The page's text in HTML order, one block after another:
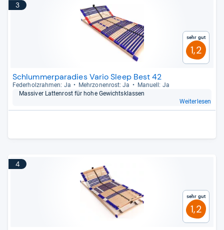
3
Sehr gut
1,2
Schlummerparadies Vario Sleep Best 42
Feder­holz­rah­men: Ja Mehr­zo­nen­rost: Ja
Manu­ell: Ja
Mas­si­ver Lat­ten­rost für hohe Gewichts­klas­sen
Weiterlesen
4
Sehr gut
1,2